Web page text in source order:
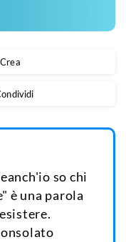
Crea
so chi
è una parola